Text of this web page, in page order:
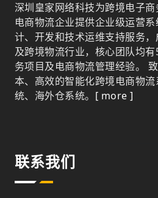
深圳皇家网络科技为跨境电子
电商物流企业提供企业级运营
计、开发和技术运维支持服务
及跨境物流行业，核心团队均
务项目及电商物流管理经验。
本、高效的智能化跨境电商物
统、海外仓系统。 [ more ]
联系我们